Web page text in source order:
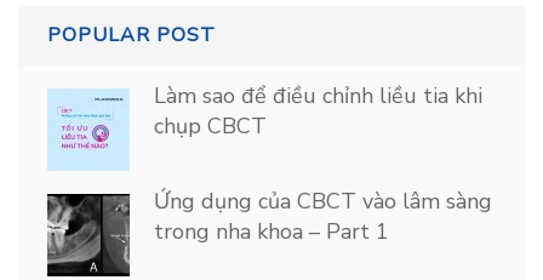
POPULAR POST
Làm sao để điều chỉnh liều tia khi
chụp CBCT
Ứng dụng của CBCT vào lâm sàng
trong nha khoa – Part 1